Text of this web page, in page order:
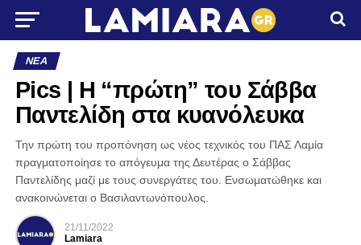
ΝΈΑ
Pics | Η “πρώτη” του Σάββα
Παντελίδη στα κυανόλευκα
Την πρώτη του προπόνηση ως νέος τεχνικός του ΠΑΣ Λαμία
πραγματοποίησε το απόγευμα της Δευτέρας ο Σάββας
Παντελίδης μαζί με τους συνεργάτες του. Ενσωματώθηκε και
ανακοινώνεται ο Βασιλαντωνόπουλος.
21/11/2022
Lamiara